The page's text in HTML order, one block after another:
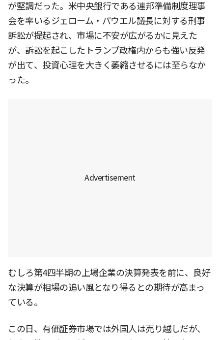
が堅調だった。米中央銀行である連邦準備制度理事
会を率いるジェローム・パウエル議長に対する刑事
訴訟が提起され、市場に不安が広がるかに見えた
が、訴訟を起こしたトランプ政権内からも強い反発
が出て、投資心理を大きく萎縮させるには至らなか
った。
むしろ第4四半期の上場企業の決算発表を前に、良好
な決算が相場の追い風となり得るとの期待が高まっ
ている。
この日、有価証券市場では外国人は売り越しだが、